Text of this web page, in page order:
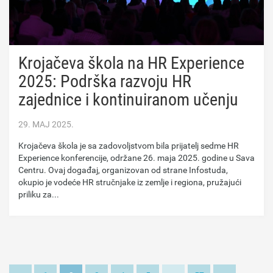
Krojačeva škola na HR Experience
2025: Podrška razvoju HR
zajednice i kontinuiranom učenju
29. MAJ 2025.
Krojačeva škola je sa zadovoljstvom bila prijatelj sedme HR
Experience konferencije, održane 26. maja 2025. godine u Sava
Centru. Ovaj događaj, organizovan od strane Infostuda,
okupio je vodeće HR stručnjake iz zemlje i regiona, pružajući
priliku za...